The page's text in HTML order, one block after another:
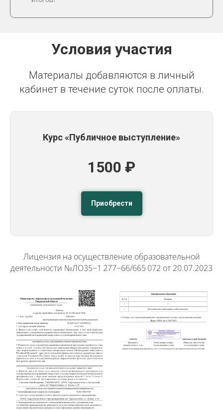
Условия участия
Материалы добавляются в личный
кабинет в течение суток после оплаты.
Курс «Публичное выступление»
1500 ₽
Приобрести
Лицензия на осуществление образовательной
деятельности №ЛО35−1 277−66/665 072 от 20.07.2023